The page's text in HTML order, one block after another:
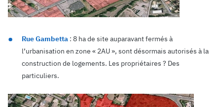
Rue Gambetta : 8 ha de site auparavant fermés à
l’urbanisation en zone « 2AU », sont désormais autorisés à la
construction de logements. Les propriétaires ? Des
particuliers.